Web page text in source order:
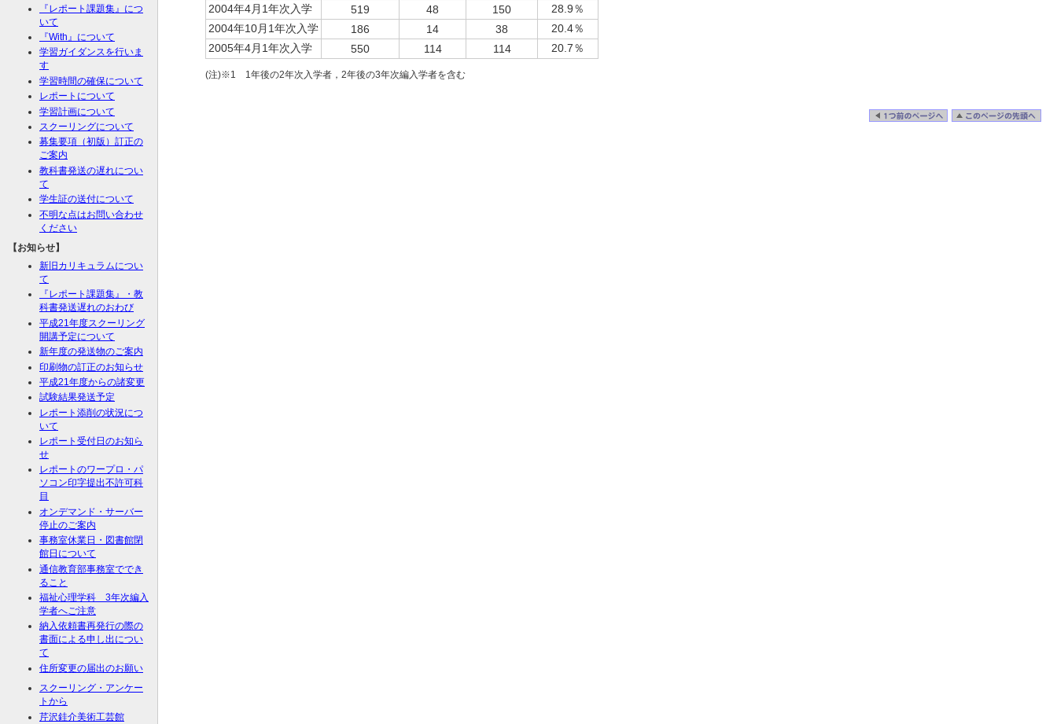
『レポート課題集』につ
いて
『With』について
学習ガイダンスを行いま
す
学習時間の確保について
レポートについて
学習計画について
スクーリングについて
募集要項（初版）訂正の
ご案内
教科書発送の遅れについ
て
学生証の送付について
不明な点はお問い合わせ
ください
【お知らせ】
新旧カリキュラムについ
て
『レポート課題集』・教
科書発送遅れのおわび
平成21年度スクーリング
開講予定について
新年度の発送物のご案内
印刷物の訂正のお知らせ
平成21年度からの諸変更
試験結果発送予定
レポート添削の状況につ
いて
レポート受付日のお知ら
せ
レポートのワープロ・パ
ソコン印字提出不許可科
目
オンデマンド・サーバー
停止のご案内
事務室休業日・図書館閉
館日について
通信教育部事務室ででき
ること
福祉心理学科 3年次編入
学者へご注意
納入依頼書再発行の際の
書面による申し出につい
て
住所変更の届出のお願い
スクーリング・アンケー
トから
芹沢銈介美術工芸館
2004年4月1年次入学
519 48 150
28.9％
2004年10月1年次入学
186 14 38
20.4％
2005年4月1年次入学
550 114 114 20.7％
(注)※1 1年後の2年次入学者，2年後の3年次編入学者を含む